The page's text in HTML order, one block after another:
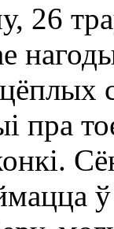
26
пра